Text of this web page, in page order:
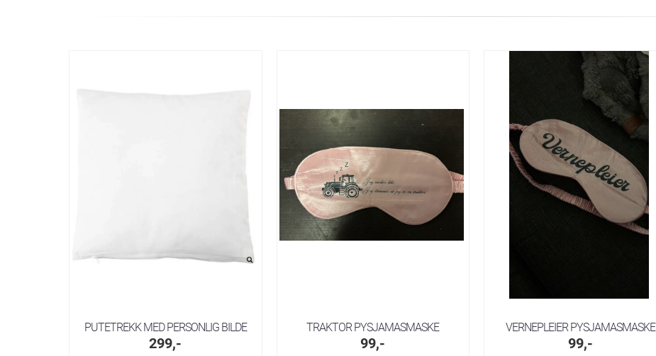
PUTETREKK MED PERSONLIG BILDE
299,-
TRAKTOR PYSJAMASMASKE
99,-
VERNEPLEIER PYSJAMASMASKE
99,-